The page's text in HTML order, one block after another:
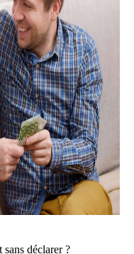
déclarer ?